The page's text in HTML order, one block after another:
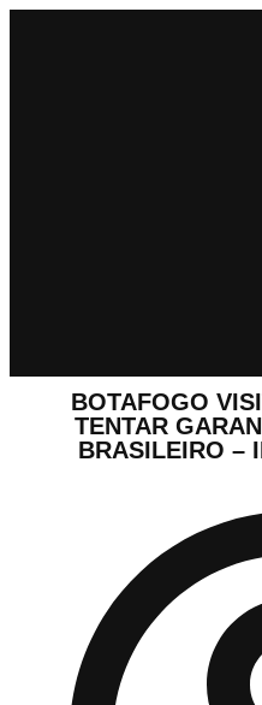
BOTAFOGO
TENTAR
BRASILEIRO –